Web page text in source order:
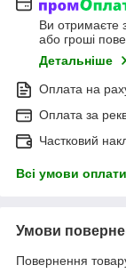
Ви отримаєте
або гроші
Детальніше
Оплата на
Оплата за
Частковий
Всі умови оплати
Умови
Повернення